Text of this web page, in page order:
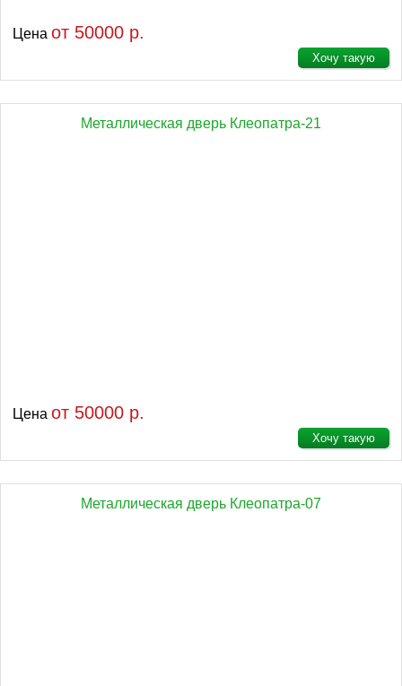
Цена от 50000 р.
Хочу такую
Металлическая дверь Клеопатра-21
Цена от 50000 р.
Хочу такую
Металлическая дверь Клеопатра-07